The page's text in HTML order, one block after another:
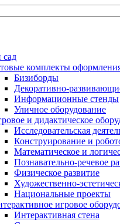
сад
комплекты
Бизиборды
Декоративно-
Информационные стенды
Уличное оборудование
и дидактическое
Исследовательская
Конструирование и
Математическое и
Познавательно-речевое
Физическое развитие
Художественно-
Национальные проекты
игровое
Интерактивная стена